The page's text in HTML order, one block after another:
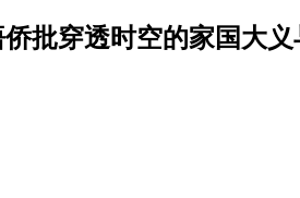
批穿透时空的家国大